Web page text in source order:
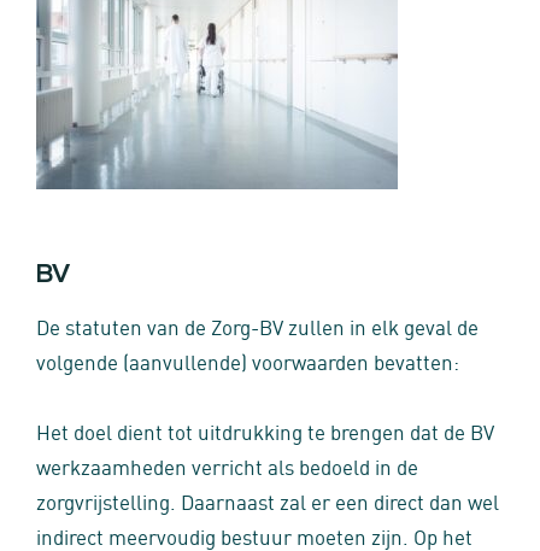
BV
De statuten van de Zorg-BV zullen in elk geval de
volgende (aanvullende) voorwaarden bevatten:
Het doel dient tot uitdrukking te brengen dat de BV
werkzaamheden verricht als bedoeld in de
zorgvrijstelling. Daarnaast zal er een direct dan wel
indirect meervoudig bestuur moeten zijn. Op het